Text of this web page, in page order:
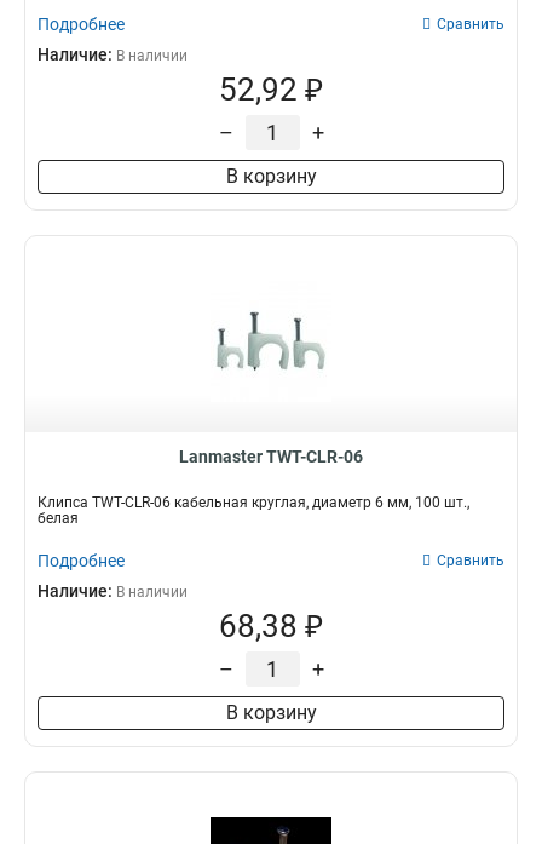
Подробнее Сравнить
Наличие: В наличии
52,92 ₽
– +
В корзину
Lanmaster TWT-CLR-06
Клипса TWT-CLR-06 кабельная круглая, диаметр 6 мм, 100 шт.,
белая
Подробнее Сравнить
Наличие: В наличии
68,38 ₽
– +
В корзину